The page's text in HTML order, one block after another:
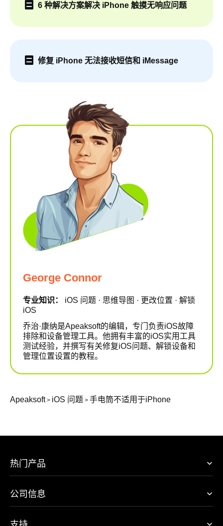
6 种解决方案解决 iPhone 触摸无响应问题
修复 iPhone 无法接收短信和 iMessage
George Connor
专业知识： iOS 问题 · 思维导图 · 更改位置 · 解锁
iOS
乔治·康纳是Apeaksoft的编辑，专门负责iOS故障
排除和设备管理工具。他拥有丰富的iOS实用工具
测试经验，并撰写有关修复iOS问题、解锁设备和
管理位置设置的教程。
Apeaksoft> iOS 问题 > 手电筒不适用于iPhone
热门产品
公司信息